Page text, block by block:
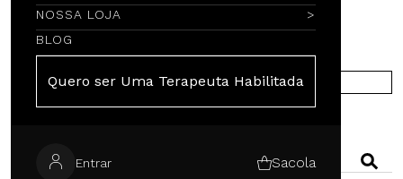
NOSSA LOJA
BLOG
Quero ser Uma Terapeuta Habilitada
Entrar Sacola
Encontre por Nome
COMPRE NA EUROPA